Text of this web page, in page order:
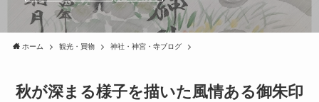
ホーム 観光・買物 神社・神宮・寺ブログ
秋が深まる様子を描いた風情ある御朱印